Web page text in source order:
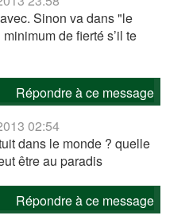
Sinon va dans "le
de fierté s’il te
Répondre à ce message
02:54
dans le monde ? quelle
être au paradis
Répondre à ce message